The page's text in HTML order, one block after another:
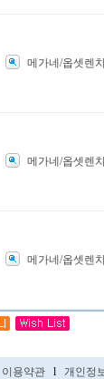
메가네/옵셋렌
메가네/옵셋렌
메가네/옵셋렌
이용약관 l 개인정